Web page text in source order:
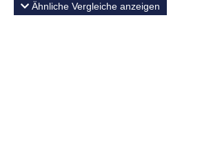
Ähnliche Vergleiche anzeigen